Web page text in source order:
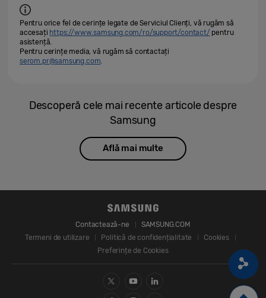
Pentru orice fel de cerințe legate de Serviciul Clienți, vă rugăm să
accesați https://www.samsung.com/ro/support/contact/ pentru
asistență.
Pentru cerințe media, vă rugăm să contactați
serom.pr@samsung.com.
Descoperă cele mai recente articole despre
Samsung
Află mai multe
Contactează-ne
SAMSUNG.COM
Termeni de utilizare
Politică de confidențialitate
Cookies
Preferințe de Cookies